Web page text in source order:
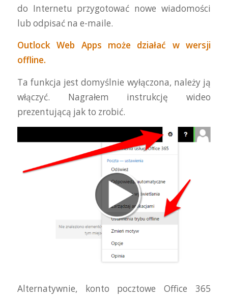
do Internetu przygotować nowe wiadomości
lub odpisać na e-maile.
Outlock Web Apps może działać w wersji
offline.
Ta funkcja jest domyślnie wyłączona, należy ją
włączyć. Nagrałem instrukcję wideo
prezentującą jak to zrobić.
Alternatywnie, konto pocztowe Office 365